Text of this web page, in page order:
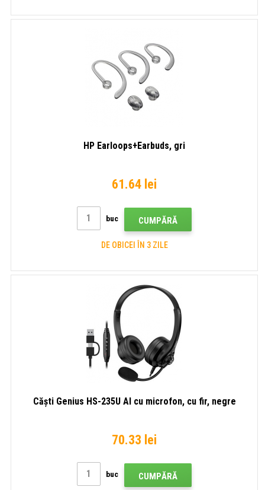
HP Earloops+Earbuds, gri
61.64 lei
buc CUMPĂRĂ
DE OBICEI ÎN 3 ZILE
Căști Genius HS-235U AI cu microfon, cu fir, negre
70.33 lei
buc CUMPĂRĂ